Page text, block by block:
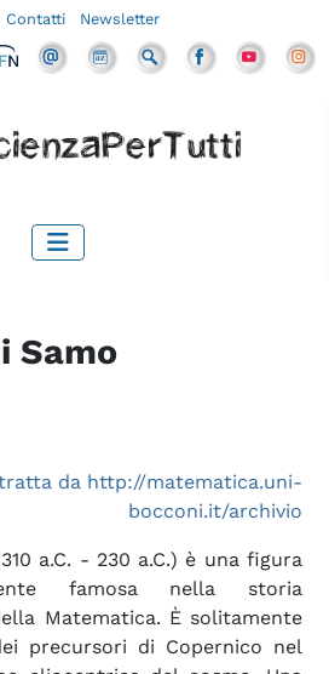
Contatti Newsletter
Samo
da http://matematica.uni-
bocconi.it/archivio
a.C. - 230 a.C.) è una figura
famosa nella storia
Matematica. È solitamente
precursori di Copernico nel